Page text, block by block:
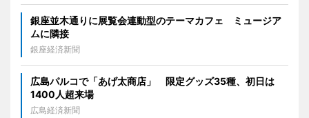
銀座並木通りに展覧会連動型のテーマカフェ ミュージア
ムに隣接
銀座経済新聞
広島パルコで「あげ太商店」 限定グッズ35種、初日は
1400人超来場
広島経済新聞